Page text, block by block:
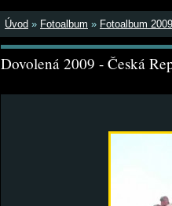
Úvod » Fotoalbum » Fotoalbum 2009
Dovolená 2009 - Česká